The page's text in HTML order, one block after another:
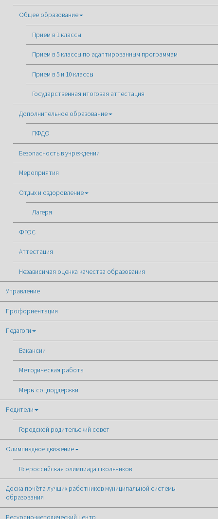
Общее образование
Прием в 1 классы
Прием в 5 классы по адаптированным программам
Прием в 5 и 10 классы
Государственная итоговая аттестация
Дополнительное образование
ПФДО
Безопасность в учреждении
Мероприятия
Отдых и оздоровление
Лагеря
ФГОС
Аттестация
Независимая оценка качества образования
Управление
Профориентация
Педагоги
Вакансии
Методическая работа
Меры соцподдержки
Родители
Городской родительский совет
Олимпиадное движение
Всероссийская олимпиада школьников
Доска почёта лучших работников муниципальной системы
образования
Ресурсно-методический центр